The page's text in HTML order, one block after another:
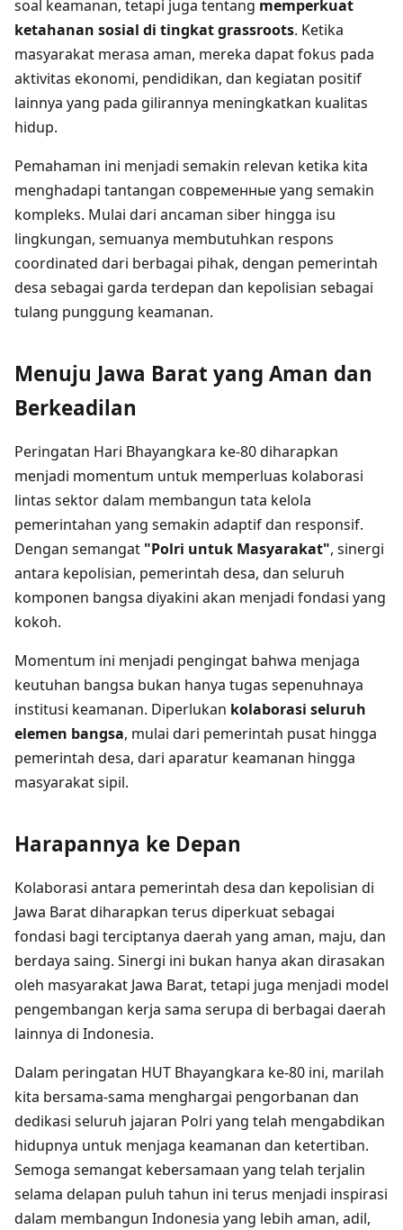
soal keamanan, tetapi juga tentang memperkuat
ketahanan sosial di tingkat grassroots. Ketika
masyarakat merasa aman, mereka dapat fokus pada
aktivitas ekonomi, pendidikan, dan kegiatan positif
lainnya yang pada gilirannya meningkatkan kualitas
hidup.
Pemahaman ini menjadi semakin relevan ketika kita
menghadapi tantangan современные yang semakin
kompleks. Mulai dari ancaman siber hingga isu
lingkungan, semuanya membutuhkan respons
coordinated dari berbagai pihak, dengan pemerintah
desa sebagai garda terdepan dan kepolisian sebagai
tulang punggung keamanan.
Menuju Jawa Barat yang Aman dan
Berkeadilan
Peringatan Hari Bhayangkara ke-80 diharapkan
menjadi momentum untuk memperluas kolaborasi
lintas sektor dalam membangun tata kelola
pemerintahan yang semakin adaptif dan responsif.
Dengan semangat "Polri untuk Masyarakat", sinergi
antara kepolisian, pemerintah desa, dan seluruh
komponen bangsa diyakini akan menjadi fondasi yang
kokoh.
Momentum ini menjadi pengingat bahwa menjaga
keutuhan bangsa bukan hanya tugas sepenuhnaya
institusi keamanan. Diperlukan kolaborasi seluruh
elemen bangsa, mulai dari pemerintah pusat hingga
pemerintah desa, dari aparatur keamanan hingga
masyarakat sipil.
Harapannya ke Depan
Kolaborasi antara pemerintah desa dan kepolisian di
Jawa Barat diharapkan terus diperkuat sebagai
fondasi bagi terciptanya daerah yang aman, maju, dan
berdaya saing. Sinergi ini bukan hanya akan dirasakan
oleh masyarakat Jawa Barat, tetapi juga menjadi model
pengembangan kerja sama serupa di berbagai daerah
lainnya di Indonesia.
Dalam peringatan HUT Bhayangkara ke-80 ini, marilah
kita bersama-sama menghargai pengorbanan dan
dedikasi seluruh jajaran Polri yang telah mengabdikan
hidupnya untuk menjaga keamanan dan ketertiban.
Semoga semangat kebersamaan yang telah terjalin
selama delapan puluh tahun ini terus menjadi inspirasi
dalam membangun Indonesia yang lebih aman, adil,